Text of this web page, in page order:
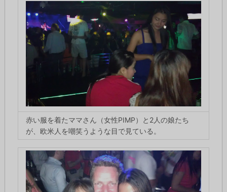
赤い服を着たママさん（女性PIMP）と2人の娘たち
が、欧米人を嘲笑うような目で見ている。